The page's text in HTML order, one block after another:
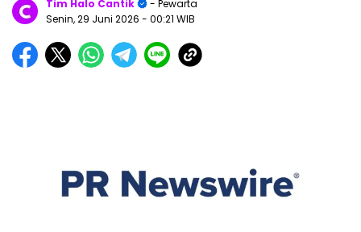
Tim Halo Cantik
- Pewarta
Senin, 29 Juni 2026 - 00:21 WIB